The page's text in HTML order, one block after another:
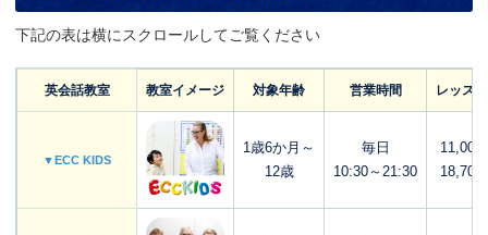
下記の表は横にスクロールしてご覧ください
英会話教室 教室イメージ 対象年齢 営業時間 レッス
▼ECC KIDS
1歳6か月～
12歳
毎日
10:30～21:30
11,000
18,700